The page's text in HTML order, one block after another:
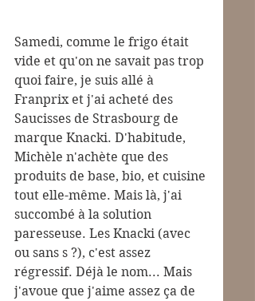
Samedi, comme le frigo était
vide et qu'on ne savait pas trop
quoi faire, je suis allé à
Franprix et j'ai acheté des
Saucisses de Strasbourg de
marque Knacki. D'habitude,
Michèle n'achète que des
produits de base, bio, et cuisine
tout elle-même. Mais là, j'ai
succombé à la solution
paresseuse. Les Knacki (avec
ou sans s ?), c'est assez
régressif. Déjà le nom... Mais
j'avoue que j'aime assez ça de